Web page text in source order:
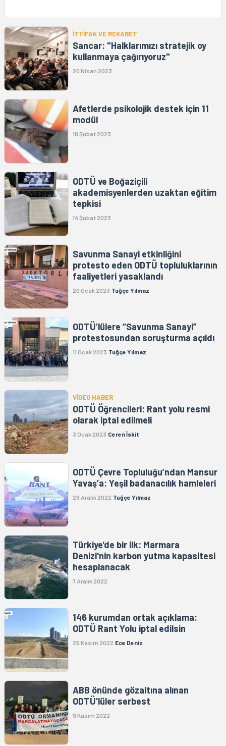
İTTİFAK VE REKABET
Sancar: "Halklarımızı stratejik oy
kullanmaya çağırıyoruz"
20 Nisan 2023
Afetlerde psikolojik destek için 11
modül
18 Şubat 2023
ODTÜ ve Boğaziçili
akademisyenlerden uzaktan eğitim
tepkisi
14 Şubat 2023
Savunma Sanayi etkinliğini
protesto eden ODTÜ topluluklarının
faaliyetleri yasaklandı
20 Ocak 2023 Tuğçe Yılmaz
ODTÜ’lülere “Savunma Sanayi”
protestosundan soruşturma açıldı
11 Ocak 2023 Tuğçe Yılmaz
VİDEO HABER
ODTÜ Öğrencileri: Rant yolu resmi
olarak iptal edilmeli
3 Ocak 2023 Ceren İskit
ODTÜ Çevre Topluluğu’ndan Mansur
Yavaş’a: Yeşil badanacılık hamleleri
29 Aralık 2022 Tuğçe Yılmaz
Türkiye'de bir ilk: Marmara
Denizi'nin karbon yutma kapasitesi
hesaplanacak
7 Aralık 2022
146 kurumdan ortak açıklama:
ODTÜ Rant Yolu iptal edilsin
25 Kasım 2022 Ece Deniz
ABB önünde gözaltına alınan
ODTÜ’lüler serbest
9 Kasım 2022